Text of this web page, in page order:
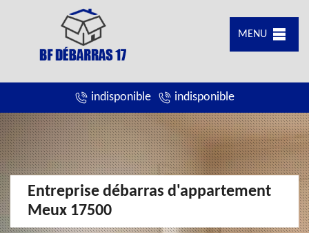
MENU
indisponible indisponible
Entreprise débarras d'appartement
Meux 17500